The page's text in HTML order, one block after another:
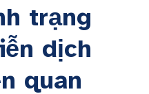
trạng
dịch
quan